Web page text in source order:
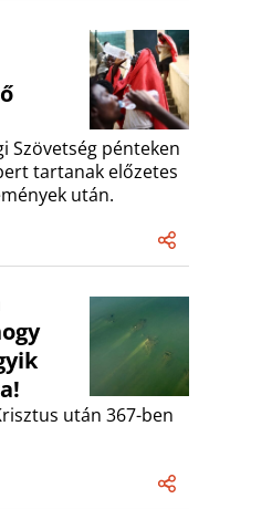
Szövetség pénteken
tartanak előzetes
után.
után 367-ben